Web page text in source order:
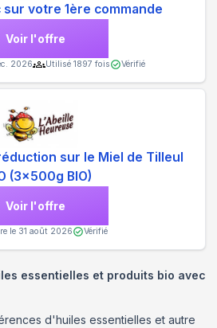
votre 1ère commande
Voir l'offre
2026 Utilisé 1897 fois Vérifié
sur le Miel de Tilleul
(3x500g BIO)
Voir l'offre
le 31 août 2026 Vérifié
essentielles et produits bio avec
d'huiles essentielles et autre